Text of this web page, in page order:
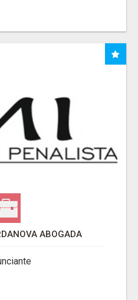
ABOGADA